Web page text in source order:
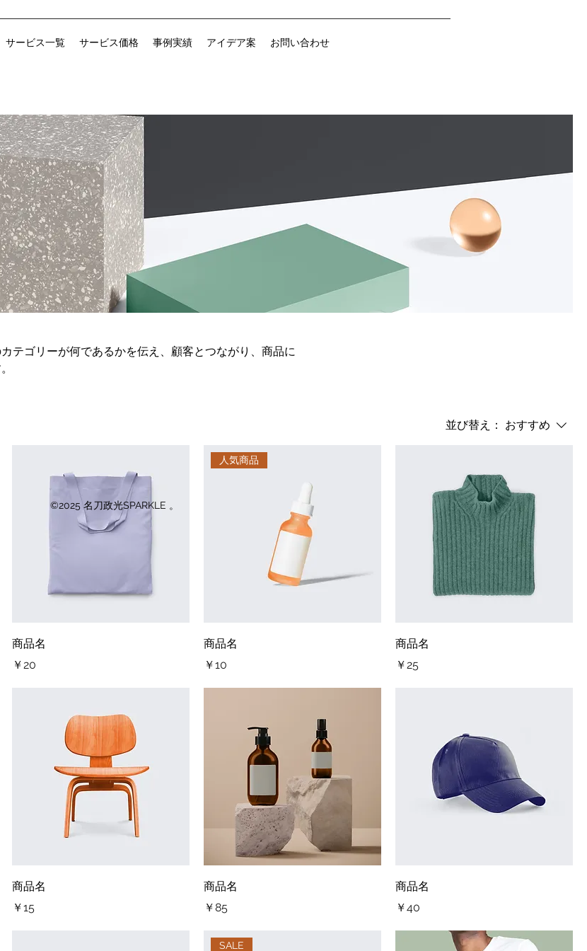
サービス一覧 サービス価格 事例実績 アイデア案 お問い合わせ
テゴリーが何であるかを伝え、顧客とつながり、商品に
並び替え： おすすめ
商品名
価格
￥20
人気商品
商品名
価格
￥10
商品名
価格
￥25
商品名
価格
￥15
商品名
価格
￥85
商品名
価格
￥40
SALE
©2025 名刀政光SPARKLE 。